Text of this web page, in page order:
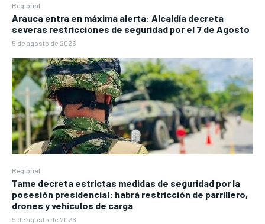
Regional
Arauca entra en máxima alerta: Alcaldía decreta
severas restricciones de seguridad por el 7 de Agosto
5 de agosto de 2026
Regional
Tame decreta estrictas medidas de seguridad por la
posesión presidencial: habrá restricción de parrillero,
drones y vehículos de carga
5 de agosto de 2026